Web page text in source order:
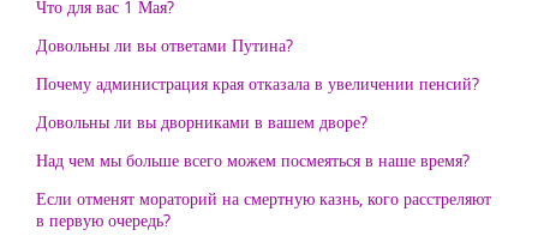
Что для вас 1 Мая?
Довольны ли вы ответами Путина?
Почему администрация края отказала в увеличении пенсий?
Довольны ли вы дворниками в вашем дворе?
Над чем мы больше всего можем посмеяться в наше время?
Если отменят мораторий на смертную казнь, кого расстреляют
в первую очередь?